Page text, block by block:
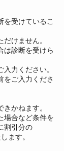
を受けているこ
けません。
は診断を受けら
力ください。
をご入力くださ
かねます。
場合など条件を
割引分の
ます。